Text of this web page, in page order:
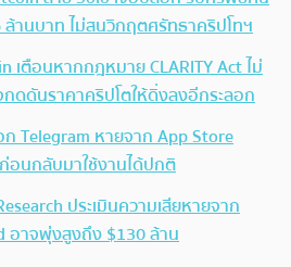
ล้านบาท ไม่สนวิกฤตศรัทธาคริปโทฯ
เตือนหากกฎหมาย CLARITY Act ไม่
ดดันราคาคริปโตให้ดิ่งลงอีกระลอก
Telegram หายจาก App Store
อนกลับมาใช้งานได้ปกติ
ประเมินความเสียหายจาก
อาจพุ่งสูงถึง $130 ล้าน